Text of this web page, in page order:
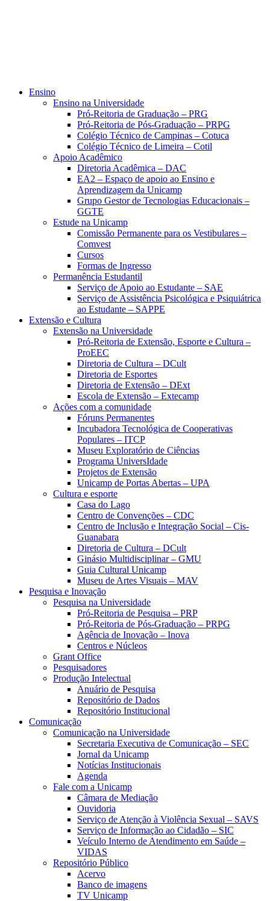
Ensino
Ensino na Universidade
Pró-Reitoria de Graduação – PRG
Pró-Reitoria de Pós-Graduação – PRPG
Colégio Técnico de Campinas – Cotuca
Colégio Técnico de Limeira – Cotil
Apoio Acadêmico
Diretoria Acadêmica – DAC
EA2 – Espaço de apoio ao Ensino e
Aprendizagem da Unicamp
Grupo Gestor de Tecnologias Educacionais –
GGTE
Estude na Unicamp
Comissão Permanente para os Vestibulares –
Comvest
Cursos
Formas de Ingresso
Permanência Estudantil
Serviço de Apoio ao Estudante – SAE
Serviço de Assistência Psicológica e Psiquiátrica
ao Estudante – SAPPE
Extensão e Cultura
Extensão na Universidade
Pró-Reitoria de Extensão, Esporte e Cultura –
ProEEC
Diretoria de Cultura – DCult
Diretoria de Esportes
Diretoria de Extensão – DExt
Escola de Extensão – Extecamp
Ações com a comunidade
Fóruns Permanentes
Incubadora Tecnológica de Cooperativas
Populares – ITCP
Museu Exploratório de Ciências
Programa UniversIdade
Projetos de Extensão
Unicamp de Portas Abertas – UPA
Cultura e esporte
Casa do Lago
Centro de Convenções – CDC
Centro de Inclusão e Integração Social – Cis-
Guanabara
Diretoria de Cultura – DCult
Ginásio Multidisciplinar – GMU
Guia Cultural Unicamp
Museu de Artes Visuais – MAV
Pesquisa e Inovação
Pesquisa na Universidade
Pró-Reitoria de Pesquisa – PRP
Pró-Reitoria de Pós-Graduação – PRPG
Agência de Inovação – Inova
Centros e Núcleos
Grant Office
Pesquisadores
Produção Intelectual
Anuário de Pesquisa
Repositório de Dados
Repositório Institucional
Comunicação
Comunicação na Universidade
Secretaria Executiva de Comunicação – SEC
Jornal da Unicamp
Notícias Institucionais
Agenda
Fale com a Unicamp
Câmara de Mediação
Ouvidoria
Serviço de Atenção à Violência Sexual – SAVS
Serviço de Informação ao Cidadão – SIC
Veículo Interno de Atendimento em Saúde –
VIDAS
Repositório Público
Acervo
Banco de imagens
TV Unicamp